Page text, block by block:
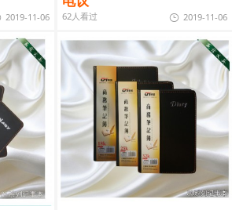
2019-11-06 62人看过 2019-11-06